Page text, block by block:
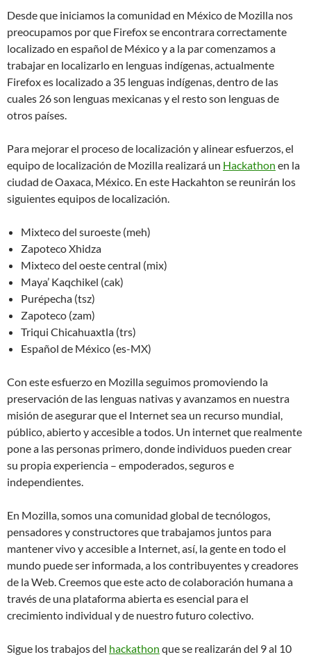
Desde que iniciamos la comunidad en México de Mozilla nos
preocupamos por que Firefox se encontrara correctamente
localizado en español de México y a la par comenzamos a
trabajar en localizarlo en lenguas indígenas, actualmente
Firefox es localizado a 35 lenguas indígenas, dentro de las
cuales 26 son lenguas mexicanas y el resto son lenguas de
otros países.
Para mejorar el proceso de localización y alinear esfuerzos, el
equipo de localización de Mozilla realizará un Hackathon en la
ciudad de Oaxaca, México. En este Hackahton se reunirán los
siguientes equipos de localización.
Mixteco del suroeste (meh)
Zapoteco Xhidza
Mixteco del oeste central (mix)
Maya’ Kaqchikel (cak)
Purépecha (tsz)
Zapoteco (zam)
Triqui Chicahuaxtla (trs)
Español de México (es-MX)
Con este esfuerzo en Mozilla seguimos promoviendo la
preservación de las lenguas nativas y avanzamos en nuestra
misión de asegurar que el Internet sea un recurso mundial,
público, abierto y accesible a todos. Un internet que realmente
pone a las personas primero, donde individuos pueden crear
su propia experiencia – empoderados, seguros e
independientes.
En Mozilla, somos una comunidad global de tecnólogos,
pensadores y constructores que trabajamos juntos para
mantener vivo y accesible a Internet, así, la gente en todo el
mundo puede ser informada, a los contribuyentes y creadores
de la Web. Creemos que este acto de colaboración humana a
través de una plataforma abierta es esencial para el
crecimiento individual y de nuestro futuro colectivo.
Sigue los trabajos del hackathon que se realizarán del 9 al 10